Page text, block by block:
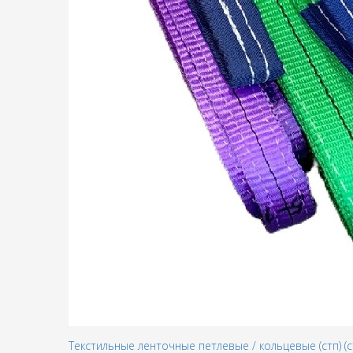
Текстильные ленточные петлевые / кольцевые (стп)